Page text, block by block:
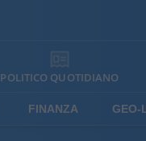
POLITICO QUOTIDIANO
FINANZA GEO-